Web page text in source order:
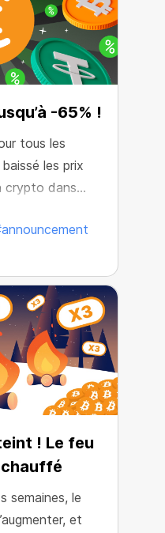
-65% !
tous les
les prix
crypto dans
vous
crypto !
! Le feu
semaines, le
et